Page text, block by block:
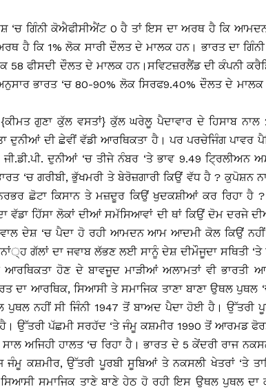
‘ਚ ਗਿੰਨੀ ਕੋਐਫੀਸੀਐਂਟ 0 ਹੈ ਤਾਂ ਇਸ ਦਾ ਅਰਥ ਹੈ ਕਿ
ਹੈ ਕਿ 1% ਲੋਕ ਸਾਰੀ ਦੌਲਤ ਦੇ ਮਾਲਕ ਹਨ। ਭਾਰਤ ਦਾ
58 ਫੀਸਦੀ ਦੌਲਤ ਦੇ ਮਾਲਕ ਹਨ।ਸਵਿਟਜ਼ਰਲੈਂਡ ਦੀ ਕੰਪਨੀ
ਭਾਰਤ ‘ਚ 80-90% ਲੋਕ ਸਿਰਫ9.40% ਦੌਲਤ ਦੇ
ਗੁਣਾ ਕੁੱਲ ਵਸਤਾਂ} ਕੁੱਲ ਘਰੇਲੂ ਪੈਦਾਵਾਰ ਦੇ ਹਿਸਾਬ ਨਾਲ
ਦੁਨੀਆਂ ਦੀ ਛੇਵੀਂ ਵੱਡੀ ਆਰਥਿਕਤਾ ਹੈ। ਪਰ ਪਰਚੇਜਿੰਗ ਪਾਵਰ
ਜੀ.ਡੀ.ਪੀ. ਦੁਨੀਆਂ ‘ਚ ਤੀਜੇ ਨੰਬਰ ‘ਤੇ ਭਾਵ 9.49 ਟ੍ਰਿਲੀਅਨ
‘ਚ ਗਰੀਬੀ, ਭੁੱਖਮਰੀ ਤੇ ਬੇਰੋਜ਼ਗਾਰੀ ਕਿਉਂ ਵੱਧ ਹੈ ? ਕੁਪੋਸ਼ਨ
ਛੋਟਾ ਕਿਸਾਨ ਤੇ ਮਜ਼ਦੂਰ ਕਿਉਂ ਖੁਦਕਸ਼ੀਆਂ ਕਰ ਰਿਹਾ ਹੈ
ਵੱਡਾ ਹਿੱਸਾ ਲੋਕਾਂ ਦੀਆਂ ਸਮੱਸਿਆਵਾਂ ਦੀ ਥਾਂ ਕਿਉਂ ਦੋਮ ਦਰਜੇ
ਦੇਸ਼ ‘ਚ ਪੈਦਾ ਹੋ ਰਹੀ ਆਮਦਨ ਆਮ ਆਦਮੀ ਕੋਲ ਕਿਉਂ
ਗੱਲਾਂ ਦਾ ਜਵਾਬ ਲੱਭਣ ਲਈ ਸਾਨੂੰ ਦੇਸ਼ ਦੀਮੌਜੂਦਾ ਸਥਿਤੀ ‘ਤੇ
ਆਰਥਿਕਤਾ ਹੋਣ ਦੇ ਬਾਵਜੂਦ ਮਾੜੀਆਂ ਅਲਾਮਤਾਂ ਵੀ ਭਾਰਤੀ
ਦਾ ਆਰਥਿਕ, ਸਿਆਸੀ ਤੇ ਸਮਾਜਿਕ ਤਾਣਾ ਬਾਣਾ ਉਥਲ ਪੁਥਲ
ਪੁਥਲ ਨਹੀਂ ਸੀ ਜਿੰਨੀ 1947 ਤੋਂ ਬਾਅਦ ਪੈਦਾ ਹੋਈ ਹੈ। ਉੱਤਰੀ
ਉੱਤਰੀ ਪੱਛਮੀ ਸਰਹੱਦ ‘ਤੇ ਜੰਮੂ ਕਸ਼ਮੀਰ 1990 ਤੋਂ ਆਰਮਡ
ਸਾਲ ਅਜਿਹੀ ਹਾਲਤ ‘ਚ ਰਿਹਾ ਹੈ। ਭਾਰਤ ਦੇ 5 ਕੇਂਦਰੀ ਰਾਜ
ਜੰਮੂ ਕਸ਼ਮੀਰ, ਉੱਤਰੀ ਪੂਰਬੀ ਸੂਬਿਆਂ ਤੇ ਨਕਸਲੀ ਖੇਤਰਾਂ ‘ਤੇ
ਸਮਾਜਿਕ ਤਾਣੇ ਬਾਣੇ ਹੇਠ ਹੋ ਰਹੀ ਇਸ ਉਥਲ ਪੁਥਲ ਦਾ